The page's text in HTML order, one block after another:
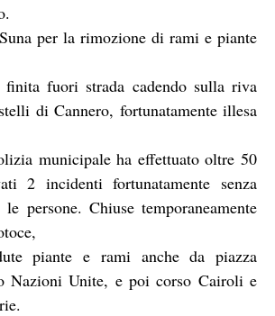
per la rimozione di rami e piante
finita fuori strada cadendo sulla riva
di Cannero, fortunatamente illesa
municipale ha effettuato oltre 50
2 incidenti fortunatamente senza
le persone. Chiuse temporaneamente
piante e rami anche da piazza
Nazioni Unite, e poi corso Cairoli e